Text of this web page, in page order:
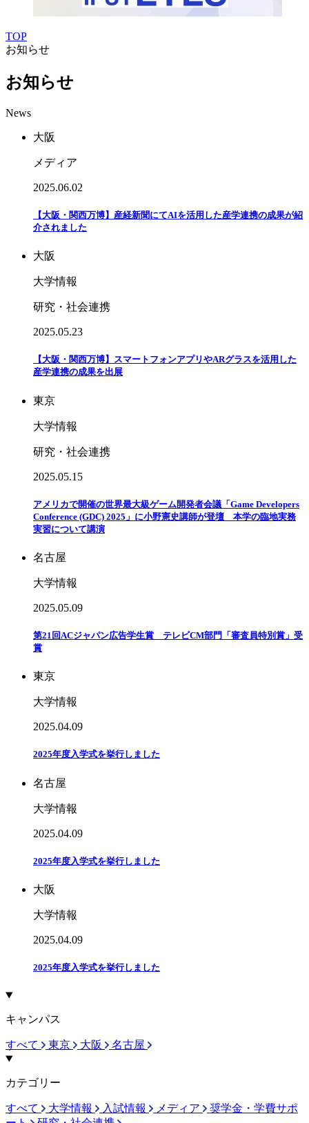
TOP
お知らせ
お知らせ
News
大阪
メディア
2025.06.02
【大阪・関西万博】産経新聞にてAIを活用した産学連携の成果が紹
介されました
大阪
大学情報
研究・社会連携
2025.05.23
【大阪・関西万博】スマートフォンアプリやARグラスを活用した
産学連携の成果を出展
東京
大学情報
研究・社会連携
2025.05.15
アメリカで開催の世界最大級ゲーム開発者会議「Game Developers
Conference (GDC) 2025」に小野憲史講師が登壇 本学の臨地実務
実習について講演
名古屋
大学情報
2025.05.09
第21回ACジャパン広告学生賞 テレビCM部門「審査員特別賞」受
賞
東京
大学情報
2025.04.09
2025年度入学式を挙行しました
名古屋
大学情報
2025.04.09
2025年度入学式を挙行しました
大阪
大学情報
2025.04.09
2025年度入学式を挙行しました
キャンパス
すべて 東京 大阪 名古屋
カテゴリー
すべて 大学情報 入試情報 メディア
奨学金・学費サポ